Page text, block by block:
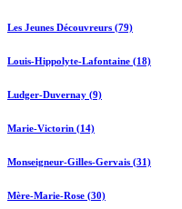
Les Jeunes Découvreurs (79)
Louis-Hippolyte-Lafontaine (18)
Ludger-Duvernay (9)
Marie-Victorin (14)
Monseigneur-Gilles-Gervais (31)
Mère-Marie-Rose (30)